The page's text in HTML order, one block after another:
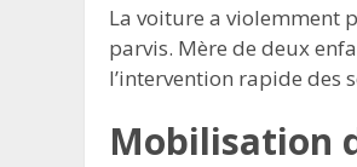
La voiture a violemment
parvis. Mère de deux
l’intervention rapide des
Mobilisation